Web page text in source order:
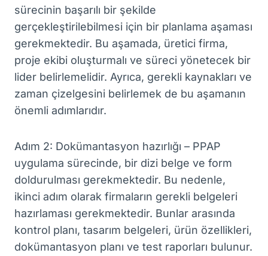
sürecinin başarılı bir şekilde
gerçekleştirilebilmesi için bir planlama aşaması
gerekmektedir. Bu aşamada, üretici firma,
proje ekibi oluşturmalı ve süreci yönetecek bir
lider belirlemelidir. Ayrıca, gerekli kaynakları ve
zaman çizelgesini belirlemek de bu aşamanın
önemli adımlarıdır.
Adım 2: Dokümantasyon hazırlığı – PPAP
uygulama sürecinde, bir dizi belge ve form
doldurulması gerekmektedir. Bu nedenle,
ikinci adım olarak firmaların gerekli belgeleri
hazırlaması gerekmektedir. Bunlar arasında
kontrol planı, tasarım belgeleri, ürün özellikleri,
dokümantasyon planı ve test raporları bulunur.